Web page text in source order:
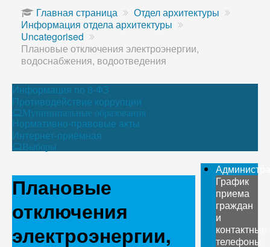
Главная страница
Отдел архитектуры
Информация отдела архитектуры
Uncategorised
Плановые отключения электроэнергии,
водоснабжения, водоотведения
Информация по 8-ФЗ
Противодействие коррупции
Муниципальные образования
Нормативно-правовые акты
Интернет-приёмная
Выборы
Плановые
отключения
электроэнергии,
График
приема
граждан
и
контактные
телефоны